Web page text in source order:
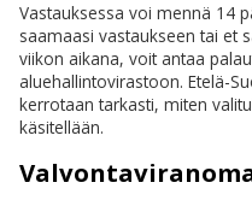
Vastauksessa voi mennä 14
saamaasi vastaukseen tai et
viikon aikana, voit antaa
aluehallintovirastoon. Etelä-
kerrotaan tarkasti, miten
käsitellään.